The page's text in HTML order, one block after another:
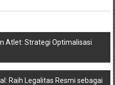
Atlet: Strategi Optimalisasi
Raih Legalitas Resmi sebagai